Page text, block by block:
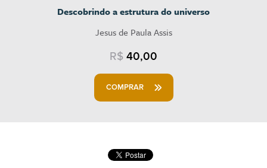
Descobrindo a estrutura do universo
Jesus de Paula Assis
R$ 40,00
COMPRAR